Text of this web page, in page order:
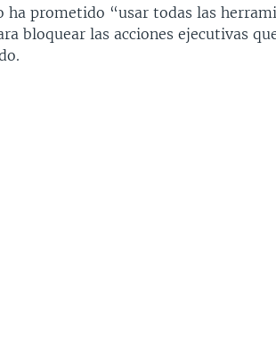
ha prometido “usar todas las
bloquear las acciones ejecutivas